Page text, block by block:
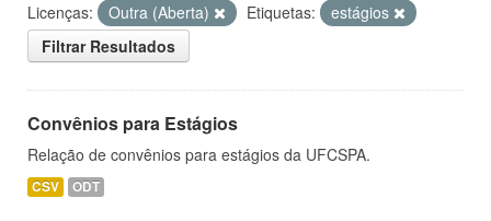
Licenças: Outra (Aberta) Etiquetas:
estágios
Filtrar Resultados
Convênios para Estágios
Relação de convênios para estágios da UFCSPA.
CSV ODT